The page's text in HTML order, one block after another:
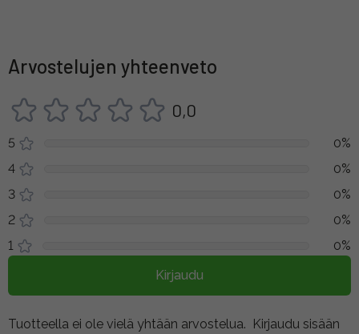
Arvostelujen yhteenveto
0,0
5
0%
4
0%
3
0%
2
0%
1
0%
Kirjaudu
Tuotteella ei ole vielä yhtään arvostelua. Kirjaudu sisään